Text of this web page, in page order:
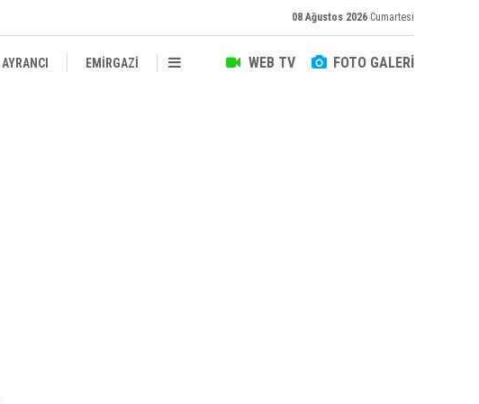
08 Ağustos 2026 Cumartesi
WEB TV FOTO GALERİ
AYRANCI EMİRGAZİ